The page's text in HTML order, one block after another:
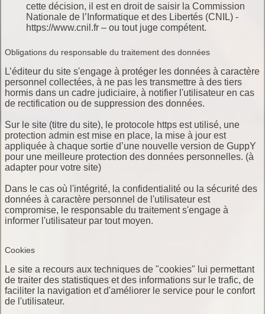
cette décision, il est en droit de saisir la Commission
Nationale de l’Informatique et des Libertés (CNIL) -
https://www.cnil.fr – ou tout juge compétent.
Obligations du responsable du traitement des données
L’éditeur du site s'engage à protéger les données à caractère
personnel collectées, à ne pas les transmettre à des tiers
hormis dans un cadre judiciaire, à notifier l'utilisateur en cas
de rectification ou de suppression des données.
Sur le site (titre du site), le protocole https est utilisé, une
protection admin est mise en place, la mise à jour est
appliquée à chaque sortie d’une nouvelle version de GuppY
pour une meilleure protection des données personnelles. (à
adapter pour votre site)
Dans le cas où l'intégrité, la confidentialité ou la sécurité des
données à caractère personnel de l'utilisateur est
compromise, le responsable du traitement s'engage à
informer l'utilisateur par tout moyen.
Cookies
Le site a recours aux techniques de "cookies" lui permettant
de traiter des statistiques et des informations sur le trafic, de
faciliter la navigation et d'améliorer le service pour le confort
de l'utilisateur.